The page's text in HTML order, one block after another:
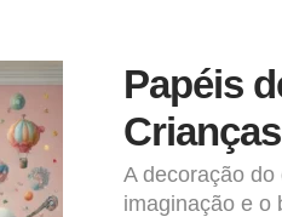
Papéis
A decoração
imaginação e o